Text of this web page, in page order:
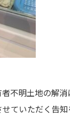
不明土地の解
ていただく告知